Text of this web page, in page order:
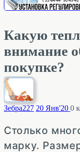
Какую
внимание
покупке?
Зебра227 20 Янв'20 0
Столько
марку.